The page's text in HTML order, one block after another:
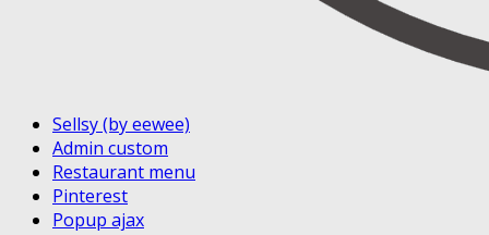
Sellsy (by eewee)
Admin custom
Restaurant menu
Pinterest
Popup ajax